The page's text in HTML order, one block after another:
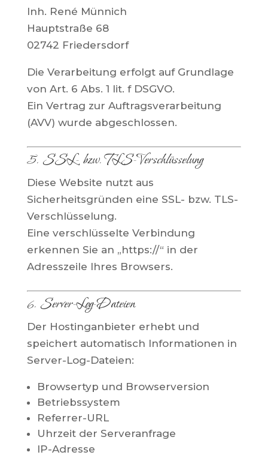
Inh. René Münnich
Hauptstraße 68
02742 Friedersdorf
Die Verarbeitung erfolgt auf Grundlage
von Art. 6 Abs. 1 lit. f DSGVO.
Ein Vertrag zur Auftragsverarbeitung
(AVV) wurde abgeschlossen.
5. SSL- bzw. TLS-Verschlüsselung
Diese Website nutzt aus
Sicherheitsgründen eine SSL- bzw. TLS-
Verschlüsselung.
Eine verschlüsselte Verbindung
erkennen Sie an „https://“ in der
Adresszeile Ihres Browsers.
6. Server-Log-Dateien
Der Hostinganbieter erhebt und
speichert automatisch Informationen in
Server-Log-Dateien:
Browsertyp und Browserversion
Betriebssystem
Referrer-URL
Uhrzeit der Serveranfrage
IP-Adresse